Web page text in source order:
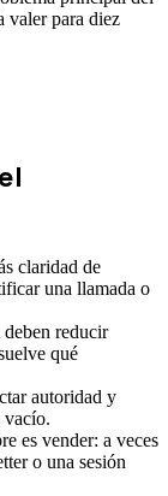
valer para diez
claridad de
una llamada o
reducir
qué
autoridad y
vacío.
es vender: a veces
o una sesión